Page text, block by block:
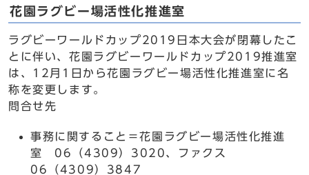
花園ラグビー場活性化推進室
ラグビーワールドカップ2019日本大会が閉幕したこ
とに伴い、花園ラグビーワールドカップ2019推進室
は、12月1日から花園ラグビー場活性化推進室に名
称を変更します。
問合せ先
事務に関すること＝花園ラグビー場活性化推進
室 06（4309）3020、ファクス
06（4309）3847